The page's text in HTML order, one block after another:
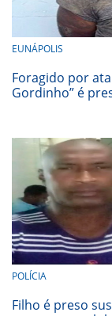
EUNÁPOLIS
Foragido por
Gordinho” é
POLÍCIA
Filho é preso